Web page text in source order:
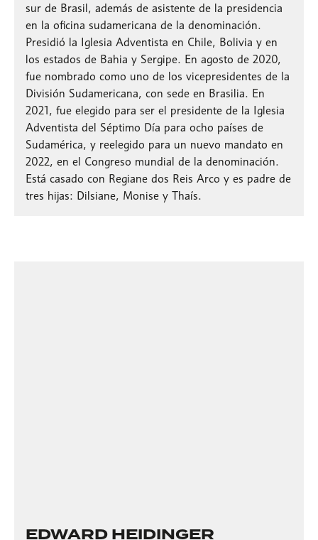
sur de Brasil, además de asistente de la presidencia
en la oficina sudamericana de la denominación.
Presidió la Iglesia Adventista en Chile, Bolivia y en
los estados de Bahia y Sergipe. En agosto de 2020,
fue nombrado como uno de los vicepresidentes de la
División Sudamericana, con sede en Brasilia. En
2021, fue elegido para ser el presidente de la Iglesia
Adventista del Séptimo Día para ocho países de
Sudamérica, y reelegido para un nuevo mandato en
2022, en el Congreso mundial de la denominación.
Está casado con Regiane dos Reis Arco y es padre de
tres hijas: Dilsiane, Monise y Thaís.
EDWARD HEIDINGER